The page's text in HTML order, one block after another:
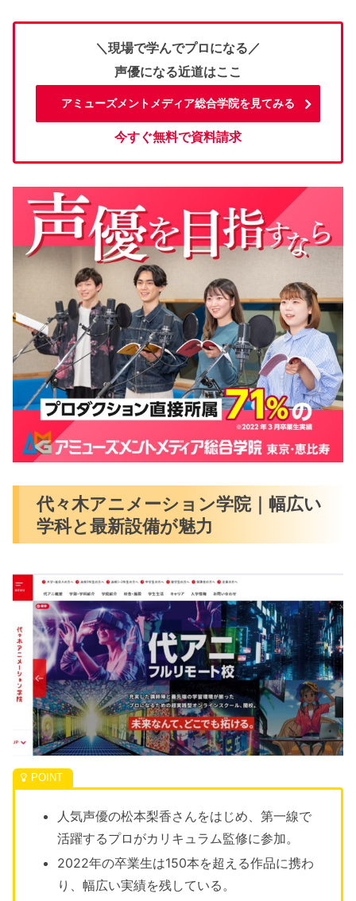
＼現場で学んでプロになる／
声優になる近道はここ
アミューズメントメディア総合学院を見てみる
今すぐ無料で資料請求
代々木アニメーション学院｜幅広い
学科と最新設備が魅力
人気声優の松本梨香さんをはじめ、第一線で
活躍するプロがカリキュラム監修に参加。
2022年の卒業生は150本を超える作品に携わ
り、幅広い実績を残している。